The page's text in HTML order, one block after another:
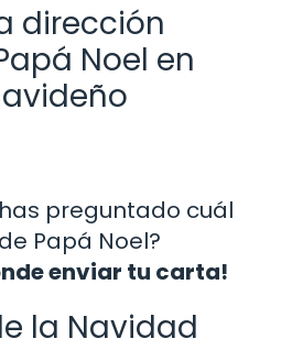
dirección
Noel en
preguntado cuál
Papá Noel?
enviar tu carta!
la Navidad